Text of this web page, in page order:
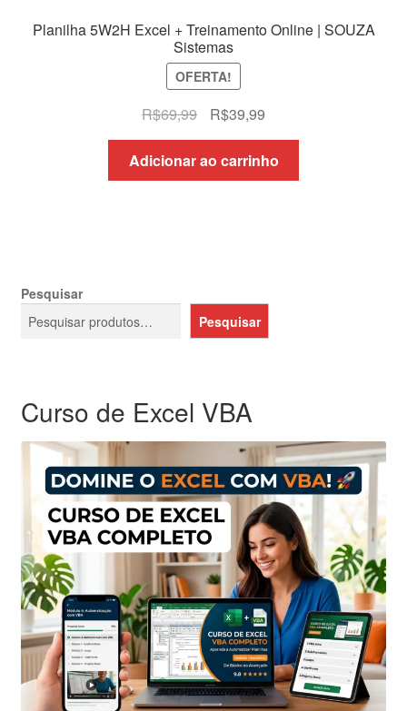
Planilha 5W2H Excel + Treinamento Online | SOUZA
Sistemas
OFERTA!
R$69,99
O
preço
original
era:
R$39,99O
preço
atual
é:
Adicionar ao carrinho
Pesquisar
Pesquisar
Curso de Excel VBA